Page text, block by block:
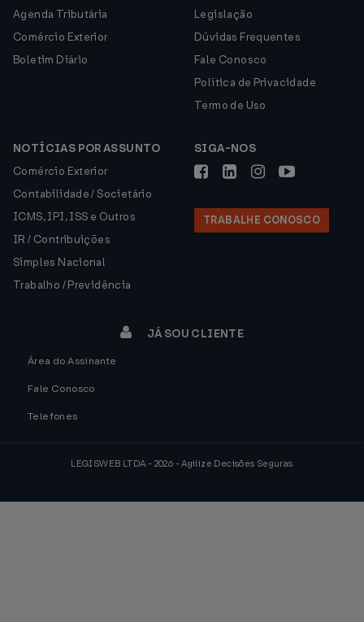
Agenda Tributária
Comércio Exterior
Boletim Diário
Legislação
Dúvidas Frequentes
Fale Conosco
Política de Privacidade
Termo de Uso
NOTÍCIAS POR ASSUNTO
Comércio Exterior
Contabilidade / Societário
ICMS, IPI, ISS e Outros
IR / Contribuições
Simples Nacional
Trabalho / Previdência
SIGA-NOS
TRABALHE CONOSCO
JÁ SOU CLIENTE
Área do Assinante
Fale Conosco
Telefones
LEGISWEB LTDA - 2026 - Agilize Decisões Seguras